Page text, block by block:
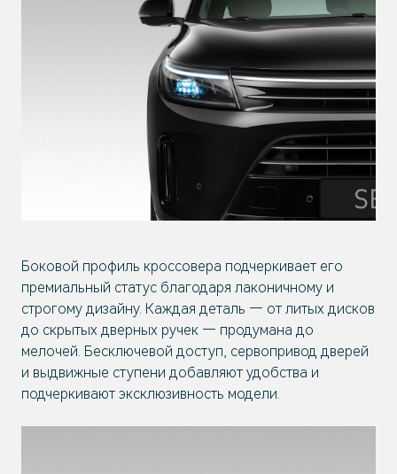
Боковой профиль кроссовера подчеркивает его
премиальный статус благодаря лаконичному и
строгому дизайну. Каждая деталь — от литых дисков
до скрытых дверных ручек — продумана до
мелочей. Бесключевой доступ, сервопривод дверей
и выдвижные ступени добавляют удобства и
подчеркивают эксклюзивность модели.